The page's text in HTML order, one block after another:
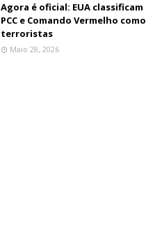
Agora é oficial: EUA classificam
PCC e Comando Vermelho como
terroristas
Maio 28, 2026